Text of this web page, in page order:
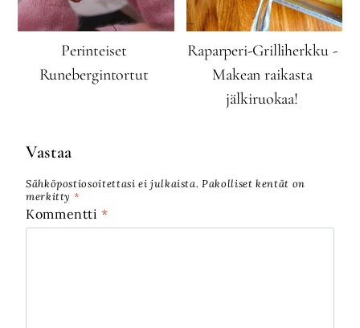
Perinteiset
Runebergintortut
Raparperi-Grilliherkku -
Makean raikasta
jälkiruokaa!
Vastaa
Sähköpostiosoitettasi ei julkaista. Pakolliset kentät on
merkitty *
Kommentti*